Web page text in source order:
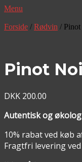
Menu
Forside / Rødvin /
Pinot
DKK 200.00
Autentisk og
10% rabat ved køb
Fragtfri levering
▼
▼